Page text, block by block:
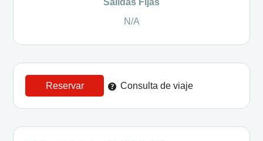
Salidas Fijas
N/A
Reservar Consulta de viaje